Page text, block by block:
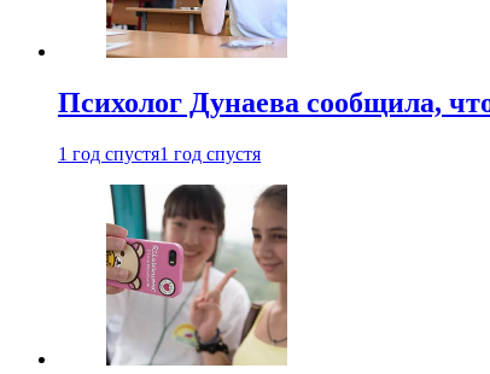
Психолог Дунаева сообщила,
1 год спустя1 год спустя